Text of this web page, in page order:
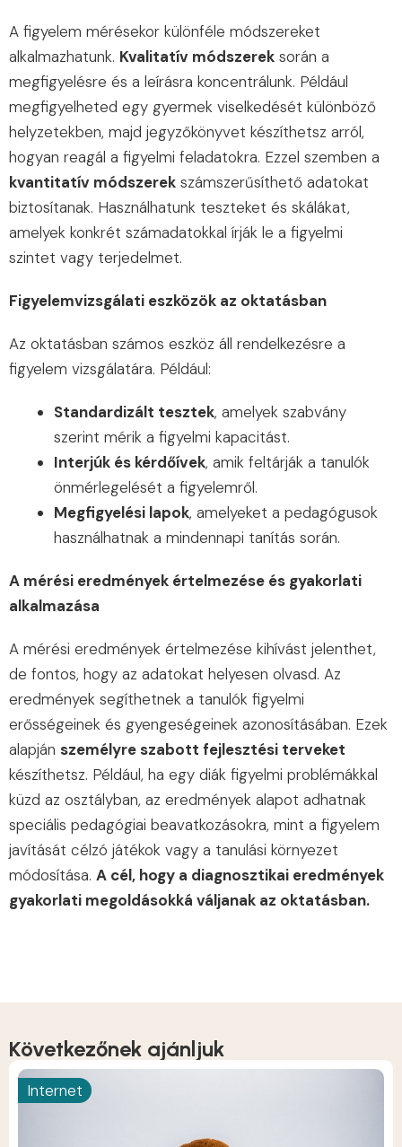
A figyelem mérésekor különféle módszereket
alkalmazhatunk. Kvalitatív módszerek során a
megfigyelésre és a leírásra koncentrálunk. Például
megfigyelheted egy gyermek viselkedését különböző
helyzetekben, majd jegyzőkönyvet készíthetsz arról,
hogyan reagál a figyelmi feladatokra. Ezzel szemben a
kvantitatív módszerek számszerűsíthető adatokat
biztosítanak. Használhatunk teszteket és skálákat,
amelyek konkrét számadatokkal írják le a figyelmi
szintet vagy terjedelmet.
Figyelemvizsgálati eszközök az oktatásban
Az oktatásban számos eszköz áll rendelkezésre a
figyelem vizsgálatára. Például:
Standardizált tesztek, amelyek szabvány
szerint mérik a figyelmi kapacitást.
Interjúk és kérdőívek, amik feltárják a tanulók
önmérlegelését a figyelemről.
Megfigyelési lapok, amelyeket a pedagógusok
használhatnak a mindennapi tanítás során.
A mérési eredmények értelmezése és gyakorlati
alkalmazása
A mérési eredmények értelmezése kihívást jelenthet,
de fontos, hogy az adatokat helyesen olvasd. Az
eredmények segíthetnek a tanulók figyelmi
erősségeinek és gyengeségeinek azonosításában. Ezek
alapján személyre szabott fejlesztési terveket
készíthetsz. Például, ha egy diák figyelmi problémákkal
küzd az osztályban, az eredmények alapot adhatnak
speciális pedagógiai beavatkozásokra, mint a figyelem
javítását célzó játékok vagy a tanulási környezet
módosítása. A cél, hogy a diagnosztikai eredmények
gyakorlati megoldásokká váljanak az oktatásban.
Következőnek ajánljuk
Internet